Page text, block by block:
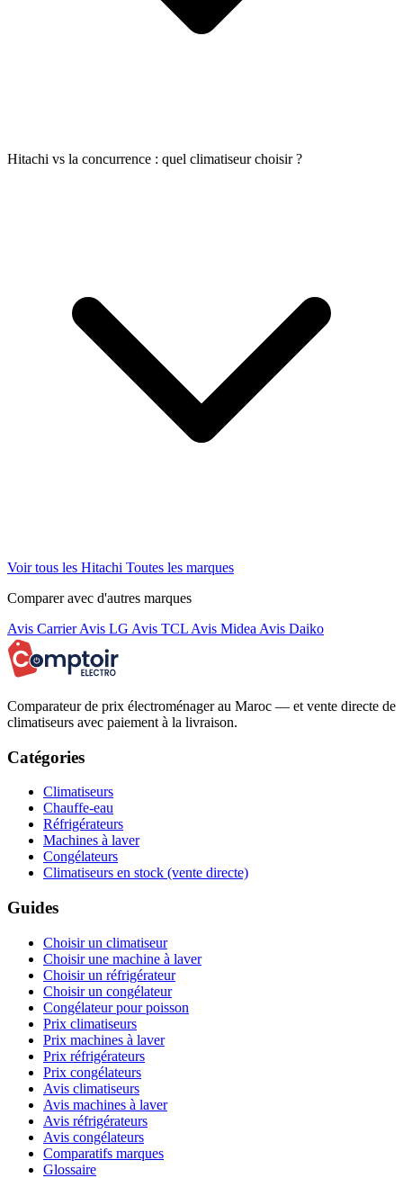
Hitachi vs la concurrence : quel climatiseur choisir ?
Voir tous les Hitachi Toutes les marques
Comparer avec d'autres marques
Avis CarrierAvis LG Avis TCL Avis Midea Avis Daiko
Comparateur de prix électroménager au Maroc — et vente directe de
climatiseurs avec paiement à la livraison.
Catégories
Climatiseurs
Chauffe-eau
Réfrigérateurs
Machines à laver
Congélateurs
Climatiseurs en stock (vente directe)
Guides
Choisir un climatiseur
Choisir une machine à laver
Choisir un réfrigérateur
Choisir un congélateur
Congélateur pour poisson
Prix climatiseurs
Prix machines à laver
Prix réfrigérateurs
Prix congélateurs
Avis climatiseurs
Avis machines à laver
Avis réfrigérateurs
Avis congélateurs
Comparatifs marques
Glossaire